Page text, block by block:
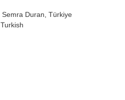
Semra Duran, Türkiye
Turkish